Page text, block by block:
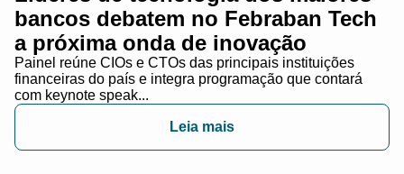
bancos debatem no Febraban Tech
a próxima onda de inovação
Painel reúne CIOs e CTOs das principais instituições
financeiras do país e integra programação que contará
com keynote speak...
Leia mais